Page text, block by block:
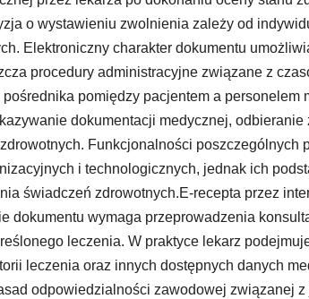
o wystawieniu zwolnienia zależy od
Elektroniczny charakter dokumentu
procedury administracyjne związane z
pomiędzy pacjentem a personelem
dokumentacji medycznej, odbieranie
Funkcjonalności poszczególnych
i technologicznych, jednak ich
świadczeń zdrowotnych.E-recepta przez
dokumentu wymaga przeprowadzenia
leczenia. W praktyce lekarz
leczenia oraz innych dostępnych danych
odpowiedzialności zawodowej związanej z